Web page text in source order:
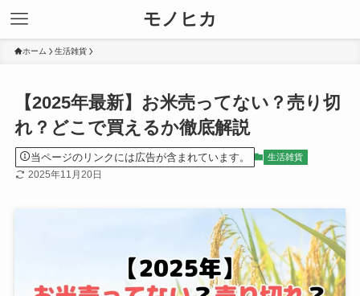
モノヒカ
ホーム 生活雑貨
【2025年最新】お米売ってない？売り切
れ？どこで買えるか徹底解説
当ページのリンクには広告が含まれています。 生活雑貨
2025年11月20日